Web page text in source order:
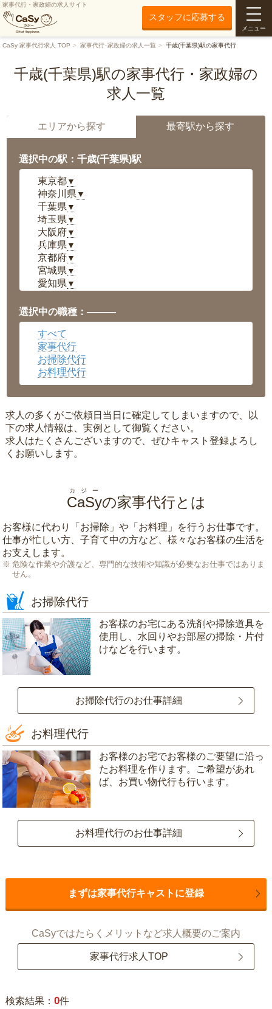
家事代行・家政婦の求人サイト
スタッフに応募する
メニュー
CaSy 家事代行求人 TOP 家事代行･家政婦の求人一覧 千歳(千葉県)駅の家事代行
千歳(千葉県)駅の家事代行・家政婦の
求人一覧
エリアから探す 最寄駅から探す
選択中の駅：千歳(千葉県)駅
東京都▼
神奈川県 ▼
千葉県 ▼
埼玉県 ▼
大阪府▼
兵庫県 ▼
京都府▼
宮城県 ▼
愛知県 ▼
岡山県▼
広島県▼
沖縄県
選択中の職種：———
すべて
家事代行
お掃除代行
お料理代行
求人の多くがご依頼日当日に確定してしまいますので、以
下の求人情報は、実例として御覧ください。
求人はたくさんございますので、ぜひキャスト登録よろし
くお願いします。
CaSy
カジー
の家事代行とは
お客様に代わり「 お掃除 」や「 お料理 」を行うお仕事です。
仕事が忙しい方、子育て中の方など、様々なお客様の生活を
お支えします。
危険な作業や介護など、専門的な技術や知識が必要なお仕事ではありま
せん。
お掃除代行
お客様のお宅にある洗剤や掃除道具を
使用し、水回りやお部屋の掃除・片付
けなどを行います。
お掃除代行のお仕事詳細
お料理代行
お客様のお宅でお客様のご要望に沿っ
たお料理を作ります。ご希望があれ
ば、お買い物代行も行います。
お料理代行のお仕事詳細
まずは家事代行キャストに登録
CaSyではたらくメリットなど求人概要のご案内
家事代行求人TOP
検索結果： 0件